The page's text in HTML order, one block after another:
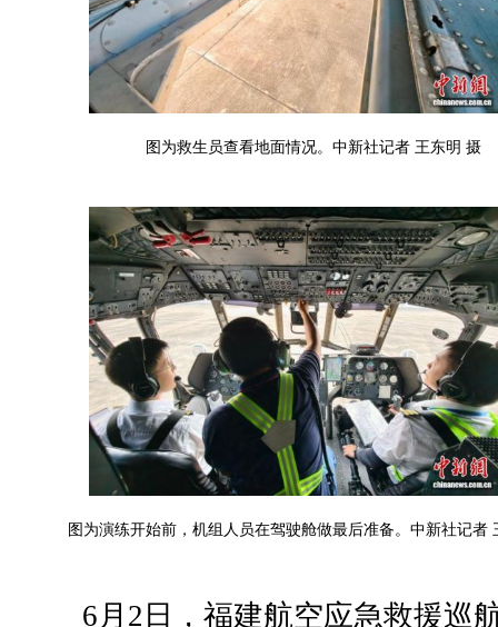
图为救生员查看地面情况。中新社记者 王东明 摄
图为演练开始前，机组人员在驾驶舱做最后准备。中新社记者
6月2日，福建航空应急救援巡